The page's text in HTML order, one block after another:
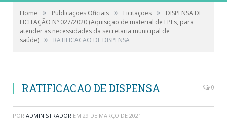
Home » Publicações Oficiais » Licitações »
DISPENSA DE
LICITAÇÃO Nº 027/2020 (Aquisição de material de EPI's, para
atender as necessidades da secretaria municipal de
saúde) » RATIFICACAO DE DISPENSA
RATIFICACAO DE DISPENSA 0
POR ADMINISTRADOR EM 29 DE MARÇO DE 2021